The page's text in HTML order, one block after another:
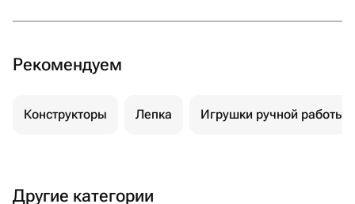
Рекомендуем
Конструкторы Лепка Игрушки ручной работы
Другие категории